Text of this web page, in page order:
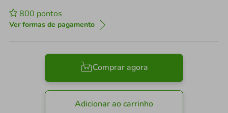
800 pontos
Ver formas de pagamento
Comprar agora
Adicionar ao carrinho